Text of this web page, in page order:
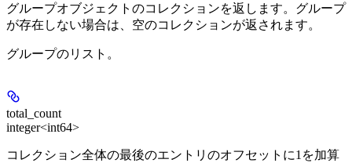
グループオブジェクトのコレクションを返します。グループ
が存在しない場合は、空のコレクションが返されます。
グループのリスト。
total_count
integer<int64>
コレクション全体の最後のエントリのオフセットに1を加算